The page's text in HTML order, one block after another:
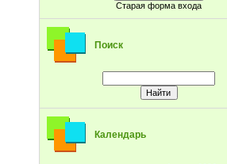
Старая форма входа
Поиск
Календарь